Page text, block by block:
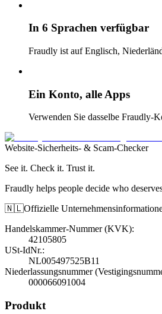
In 6 Sprachen verfügbar
Fraudly ist auf Englisch,
Ein Konto, alle Apps
Verwenden Sie dasselbe Fraudly-
Website-Sicherheits- & Scam-Checker
See it. Check it. Trust it.
Fraudly helps people decide who
🇳🇱Offizielle
Handelskammer-Nummer (KVK):
42105805
USt-IdNr.:
NL005497525B11
Niederlassungsnummer
000066091004
Produkt